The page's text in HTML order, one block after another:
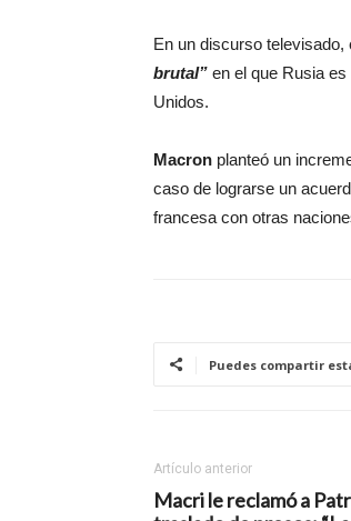
En un discurso televisado,
brutal” en el que Rusia
Unidos.
Macron planteó un
caso de lograrse un
francesa con otras
Puedes compartir
Artículo anterior
Macri le reclamó a